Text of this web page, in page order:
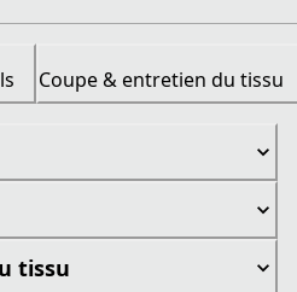
Coupe & entretien du tissu
tissu